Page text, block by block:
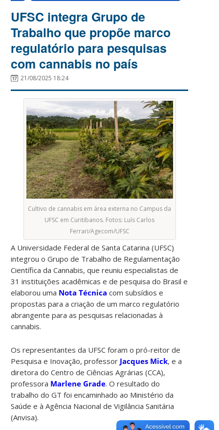
UFSC integra Grupo de
Trabalho que propõe marco
regulatório para pesquisas
com cannabis no país
21/08/2025 18:24
Cultivo de cannabis em área externa no Campus da
UFSC em Curitibanos. Fotos: Luís Carlos
Ferrari/Agecom/UFSC
A Universidade Federal de Santa Catarina (UFSC)
integrou o Grupo de Trabalho de Regulamentação
Científica da Cannabis, que reuniu especialistas de
31 instituições acadêmicas e de pesquisa do Brasil e
elaborou uma Nota Técnica com subsídios e
propostas para a criação de um marco regulatório
abrangente para as pesquisas relacionadas à
cannabis.
Os representantes da UFSC foram o pró-reitor de
Pesquisa e Inovação, professor Jacques Mick, e a
diretora do Centro de Ciências Agrárias (CCA),
professora Marlene Grade. O resultado do
trabalho do GT foi encaminhado ao Ministério da
Saúde e à Agência Nacional de Vigilância Sanitária
(Anvisa).